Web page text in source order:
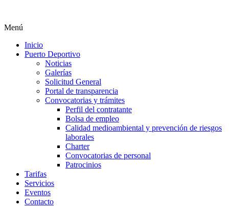
Menú
Inicio
Puerto Deportivo
Noticias
Galerías
Solicitud General
Portal de transparencia
Convocatorias y trámites
Perfil del contratante
Bolsa de empleo
Calidad medioambiental y prevención de riesgos
laborales
Charter
Convocatorias de personal
Patrocinios
Tarifas
Servicios
Eventos
Contacto